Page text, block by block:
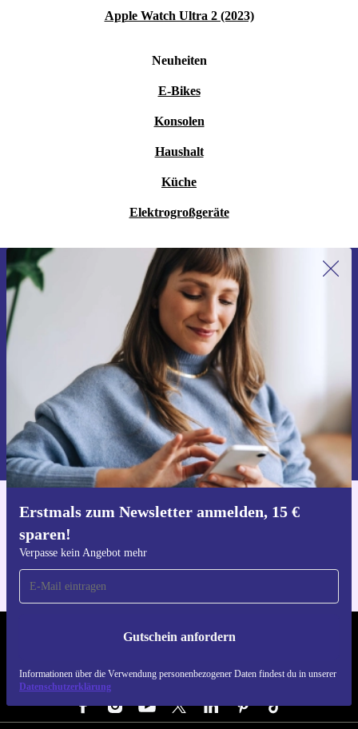
Apple Watch Ultra 2 (2023)
Neuheiten
E-Bikes
Konsolen
Haushalt
Küche
Elektrogroßgeräte
Erstmals zum Newsletter anmelden, 15 €
sparen!
Verpasse kein Angebot mehr
Gutschein anfordern
Informationen über die Verwendung personenbezogener Daten findest du in unserer
Datenschutzerklärung
Erstmals zum Newsletter anmelden,
15 € sparen!
Verpasse kein Angebot mehr.
Gutschein anfordern
Informationen über die Verwendung personenbezogener Daten findest
du in unserer
Datenschutzerklärung.
Hol dir die refurbed-App
REFURBED ÖSTERREICH - RETHINK NEW.
FOLGE UNS